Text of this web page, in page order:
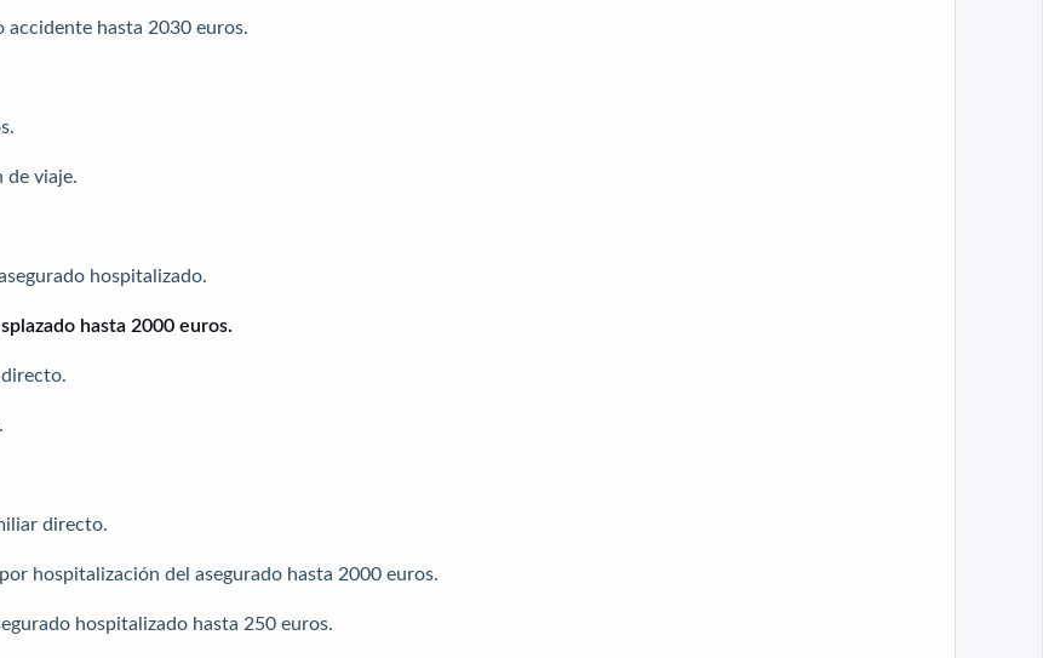
hasta 2030 euros.
viaje.
hospitalizado.
hasta 2000 euros.
directo.
hospitalización del asegurado hasta 2000 euros.
hospitalizado hasta 250 euros.